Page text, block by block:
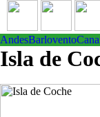
AndesBarlovento
Isla de